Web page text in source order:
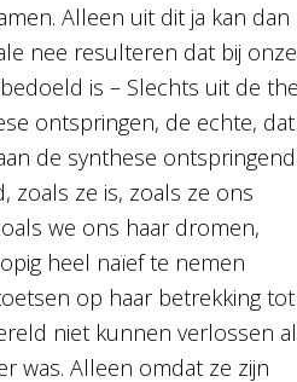
Alleen uit dit ja kan dan
nee resulteren dat bij onze
is – Slechts uit de
ontspringen, de echte,
de synthese
zoals ze is, zoals ze ons
we ons haar dromen,
heel naïef te nemen
op haar betrekking tot
niet kunnen verlossen
was. Alleen omdat ze zijn